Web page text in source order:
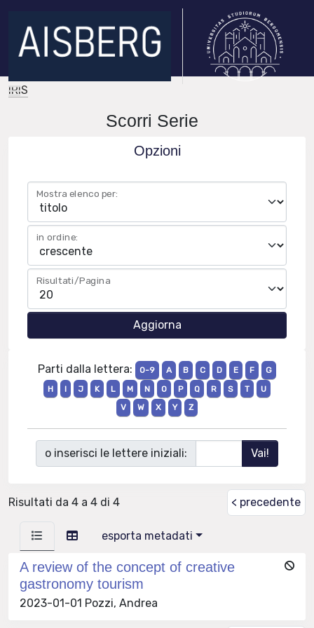
IRIS
Scorri Serie
Opzioni
Mostra elenco per:
in ordine:
Risultati/Pagina
Parti dalla lettera: 0-9 A B C D E F
G
H
I J K L M N O P Q R S T
U
V
W X Y Z
o inserisci le lettere iniziali:
Risultati da 4 a 4 di 4 < precedente
esporta metadati
A review of the concept of creative
gastronomy tourism
2023-01-01 Pozzi, Andrea